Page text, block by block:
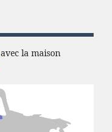
avec la maison